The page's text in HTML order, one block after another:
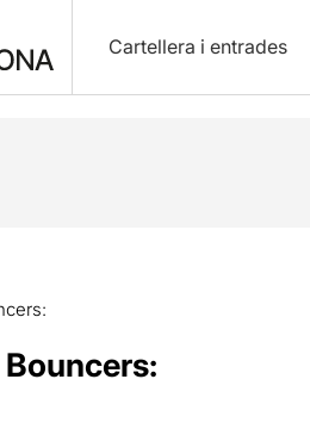
Cartellera i entrades
Bouncers: